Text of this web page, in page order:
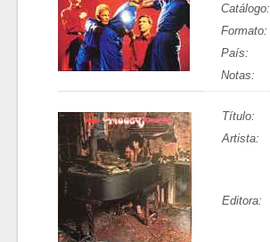
Catálogo:
Formato:
País:
Notas:
Título:
Artista:
Editora: